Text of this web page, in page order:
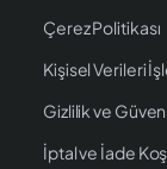
Çerez Politikası
İptal ve İade